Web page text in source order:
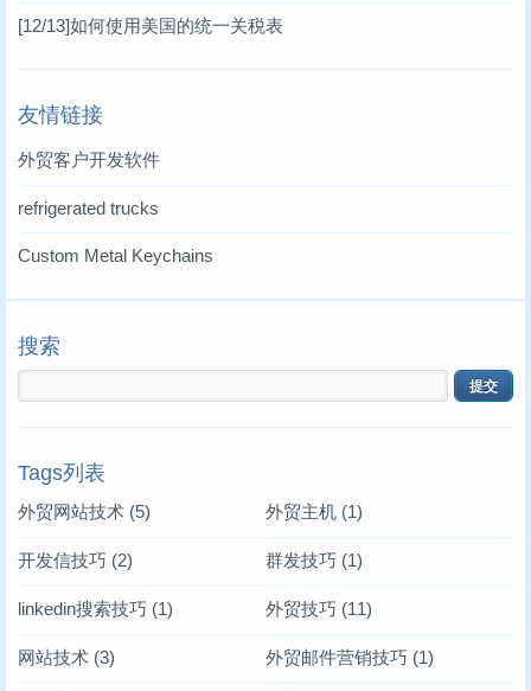
[12/13]如何使用美国的统一关税表
友情链接
外贸客户开发软件
refrigerated trucks
Custom Metal Keychains
搜索
Tags列表
外贸网站技术 (5) 外贸主机 (1)
开发信技巧 (2) 群发技巧 (1)
linkedin搜索技巧 (1) 外贸技巧 (11)
网站技术 (3) 外贸邮件营销技巧 (1)